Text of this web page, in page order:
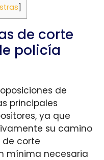
]
de corte
policía
de
principales
ya que
su camino
de corte
mínima necesaria